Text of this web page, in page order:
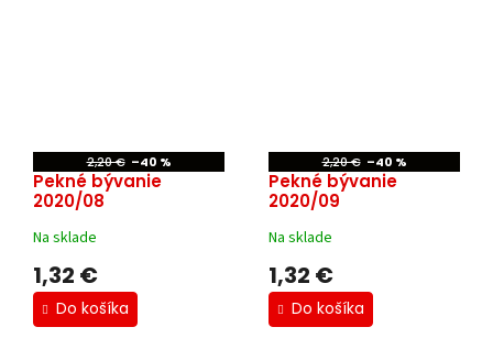
2,20 € –40 %
Pekné bývanie
2020/08
Na sklade
1,32 €
Do košíka
2,20 € –40 %
Pekné bývanie
2020/09
Na sklade
1,32 €
Do košíka